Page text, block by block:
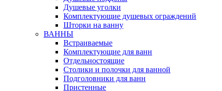
Душевые уголки
Комплектующие душевых ограждений
Шторки на ванну
ВАННЫ
Встраиваемые
Комплектующие для ванн
Отдельностоящие
Столики и полочки для ванной
Подголовники для ванн
Пристенные